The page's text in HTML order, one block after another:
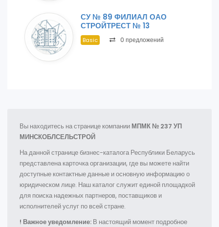
СУ № 89 ФИЛИАЛ ОАО
СТРОЙТРЕСТ № 13
Basic 0 предложений
Вы находитесь на странице компании МПМК № 237 УП
МИНСКОБЛСЕЛЬСТРОЙ
На данной странице бизнес-каталога Республики Беларусь
представлена карточка организации, где вы можете найти
доступные контактные данные и основную информацию о
юридическом лице. Наш каталог служит единой площадкой
для поиска надежных партнеров, поставщиков и
исполнителей услуг по всей стране.
! Важное уведомление: В настоящий момент подробное